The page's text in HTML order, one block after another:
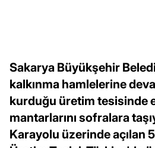
Sakarya Büyükşehir
kalkınma hamlelerine
kurduğu üretim tesisinde
mantarlarını sofralara
Karayolu üzerinde açılan